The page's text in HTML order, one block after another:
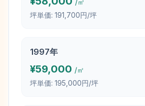
/㎡
坪単価: 191,700円/坪
1997年
¥59,000 /㎡
坪単価: 195,000円/坪